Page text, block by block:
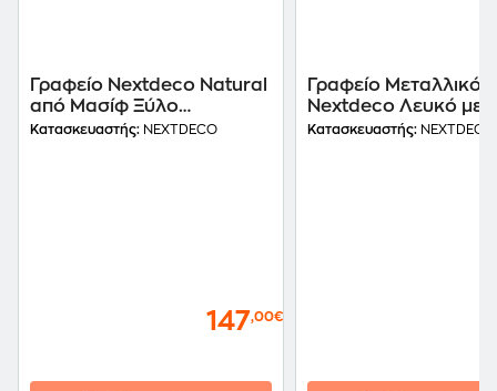
Γραφείο Nextdeco Natural
από Μασίφ Ξύλο
77x100cm
Κατασκευαστής: NEXTDECO
147,00€
Γραφείο Μεταλλικό
Nextdeco Λευκό με
Συρτάρια 76x120cm
Κατασκευαστής: NEXTDECO